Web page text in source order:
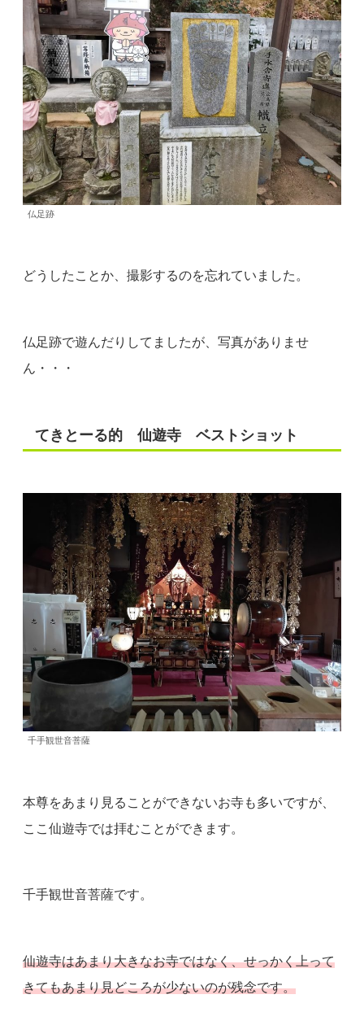
仏足跡
どうしたことか、撮影するのを忘れていました。
仏足跡で遊んだりしてましたが、写真がありませ
ん・・・
てきとーる的 仙遊寺 ベストショット
千手観世音菩薩
本尊をあまり見ることができないお寺も多いですが、
ここ仙遊寺では拝むことができます。
千手観世音菩薩です。
仙遊寺はあまり大きなお寺ではなく、せっかく上って
きてもあまり見どころが少ないのが残念です。